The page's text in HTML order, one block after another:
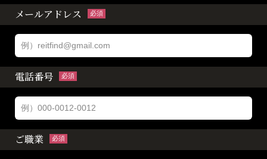
メールアドレス 必須
電話番号 必須
ご職業 必須